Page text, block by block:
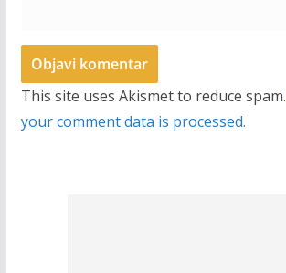
This site uses Akismet to reduce spam.
your comment data is processed.